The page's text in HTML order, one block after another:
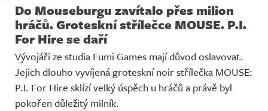
Do Mouseburgu zavítalo přes milion
hráčů. Groteskní střílečce MOUSE. P.I.
For Hire se daří
Vývojáři ze studia Fumi Games mají důvod oslavovat.
Jejich dlouho vyvíjená groteskní noir střílečka MOUSE:
P.I. For Hire sklízí velký úspěch u hráčů a právě byl
pokořen důležitý milník.